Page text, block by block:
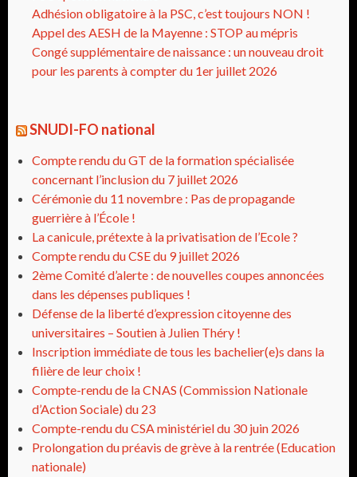
Adhésion obligatoire à la PSC, c’est toujours NON !
Appel des AESH de la Mayenne : STOP au mépris
Congé supplémentaire de naissance : un nouveau droit
pour les parents à compter du 1er juillet 2026
SNUDI-FO national
Compte rendu du GT de la formation spécialisée
concernant l’inclusion du 7 juillet 2026
Cérémonie du 11 novembre : Pas de propagande
guerrière à l’École !
La canicule, prétexte à la privatisation de l’Ecole ?
Compte rendu du CSE du 9 juillet 2026
2ème Comité d’alerte : de nouvelles coupes annoncées
dans les dépenses publiques !
Défense de la liberté d’expression citoyenne des
universitaires – Soutien à Julien Théry !
Inscription immédiate de tous les bachelier(e)s dans la
filière de leur choix !
Compte-rendu de la CNAS (Commission Nationale
d’Action Sociale) du 23
Compte-rendu du CSA ministériel du 30 juin 2026
Prolongation du préavis de grève à la rentrée (Education
nationale)